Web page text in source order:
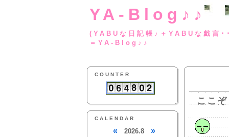
YA-Blog♪♪
(YABUな日記帳♪
＝YA-Blog♪♪
COUNTER
CALENDAR
« 2026.8 »
ここ